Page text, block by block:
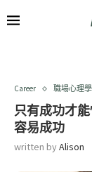
Career 職場心理學
只有成功才
容易成功
written byAlison